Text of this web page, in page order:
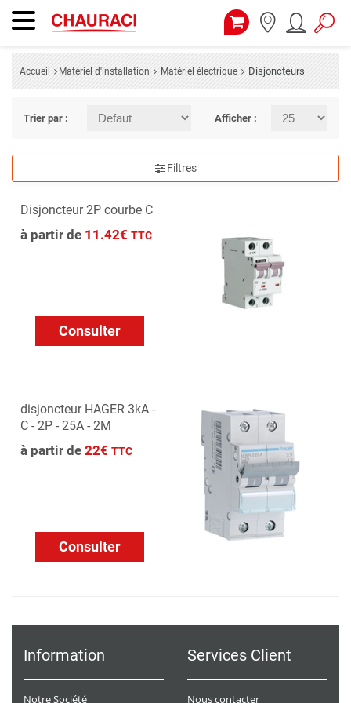
Accueil Matériel d'installation Matériel électrique Disjoncteurs
Trier par : Afficher :
Filtres
Disjoncteur 2P courbe C
à partir de 11.42€ TTC
Consulter
disjoncteur HAGER 3kA -
C - 2P - 25A - 2M
à partir de 22€ TTC
Consulter
Information
Notre Société
Services Client
Nous contacter